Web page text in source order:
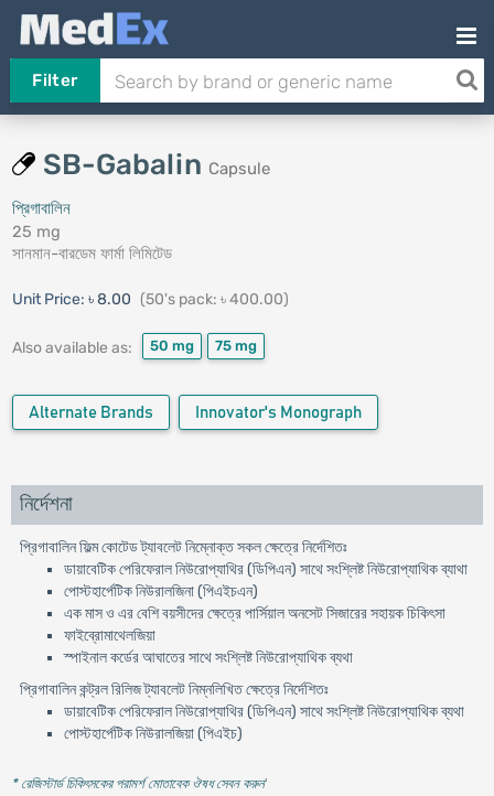
Filter
SB-Gabalin Capsule
প্রিগাবালিন
25 mg
সানমান-বারডেম ফার্মা লিমিটেড
Unit Price: ৳ 8.00 (50's pack: ৳ 400.00)
Also available as: 50 mg 75 mg
Alternate Brands Innovator's Monograph
নির্দেশনা
প্রিগাবালিন ফিল্ম কোটেড ট্যাবলেট নিম্নোক্ত সকল ক্ষেত্রে নির্দেশিতঃ
ডায়াবেটিক পেরিফেরাল নিউরোপ্যাথির (ডিপিএন) সাথে সংশ্লিষ্ট নিউরোপ্যাথিক ব্যাথা
পোস্টহার্পেটিক নিউরালজিনা (পিএইচএন)
এক মাস ও এর বেশি বয়সীদের ক্ষেত্রে পার্সিয়াল অনসেট সিজারের সহায়ক চিকিৎসা
ফাইব্রোমাথেলজিয়া
স্পাইনাল কর্ডের আঘাতের সাথে সংশ্লিষ্ট নিউরোপ্যাথিক ব্যথা
প্রিগাবালিন কন্ট্রল রিলিজ ট্যাবলেট নিম্নলিখিত ক্ষেত্রে নির্দেশিতঃ
ডায়াবেটিক পেরিফেরাল নিউরোপ্যাথির (ডিপিএন) সাথে সংশ্লিষ্ট নিউরোপ্যাথিক ব্যথা
পোস্টহার্পেটিক নিউরালজিয়া (পিএইচ)
* রেজিস্টার্ড চিকিৎসকের পরামর্শ মোতাবেক ঔষধ সেবন করুন'